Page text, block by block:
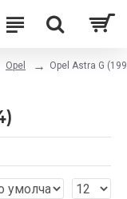
Opel Opel Astra G